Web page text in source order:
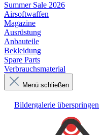
Summer Sale 2026
Airsoftwaffen
Magazine
Ausrüstung
Anbauteile
Bekleidung
Spare Parts
Verbrauchsmaterial
Menü schließen
Bildergalerie überspringen